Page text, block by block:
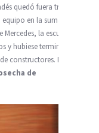
quedó fuera tras un
en la suma total
la escudería
y hubiese terminado
constructores. Pero
de